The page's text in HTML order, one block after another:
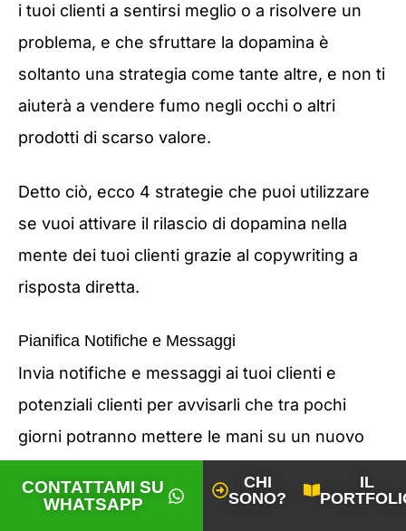
i tuoi clienti a sentirsi meglio o a risolvere un
problema, e che sfruttare la dopamina è
soltanto una strategia come tante altre, e non ti
aiuterà a vendere fumo negli occhi o altri
prodotti di scarso valore.
Detto ciò, ecco 4 strategie che puoi utilizzare
se vuoi attivare il rilascio di dopamina nella
mente dei tuoi clienti grazie al copywriting a
risposta diretta.
Pianifica Notifiche e Messaggi
Invia notifiche e messaggi ai tuoi clienti e
potenziali clienti per avvisarli che tra pochi
giorni potranno mettere le mani su un nuovo
scontato.
CONTATTAMI SU
WHATSAPP
CHI
SONO?
IL